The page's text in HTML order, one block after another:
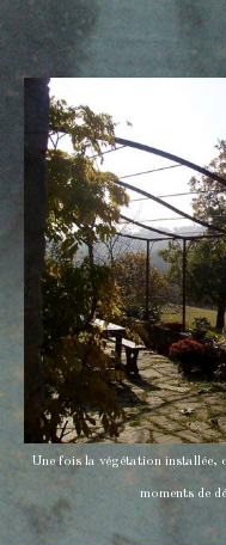
Une fois la végétation installée,
moments de